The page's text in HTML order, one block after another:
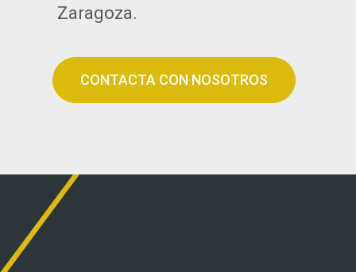
Zaragoza.
CONTACTA CON NOSOTROS